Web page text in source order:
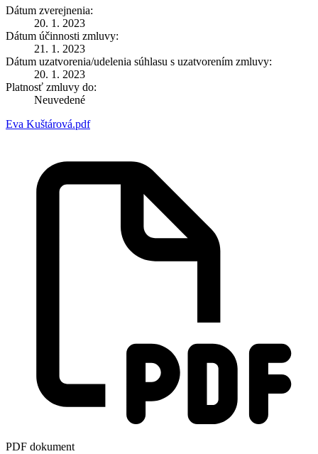
Dátum zverejnenia:
20. 1. 2023
Dátum účinnosti zmluvy:
21. 1. 2023
Dátum uzatvorenia/udelenia súhlasu s uzatvorením zmluvy:
20. 1. 2023
Platnosť zmluvy do:
Neuvedené
Eva Kuštárová.pdf
PDF dokument